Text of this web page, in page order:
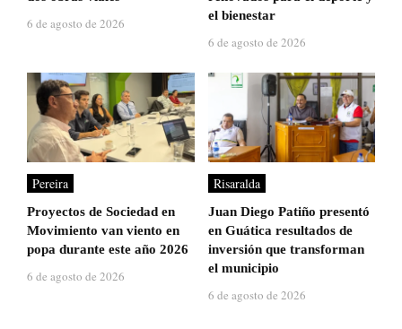
6 de agosto de 2026
el bienestar
6 de agosto de 2026
Pereira
Proyectos de Sociedad en
Movimiento van viento en
popa durante este año 2026
6 de agosto de 2026
Risaralda
Juan Diego Patiño presentó
en Guática resultados de
inversión que transforman
el municipio
6 de agosto de 2026